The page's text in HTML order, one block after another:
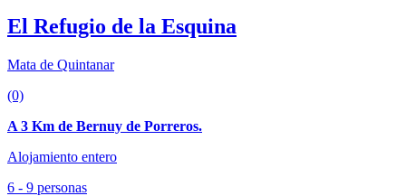
El Refugio de la Esquina
Mata de Quintanar
(0)
A 3 Km de Bernuy de Porreros.
Alojamiento entero
6 - 9 personas